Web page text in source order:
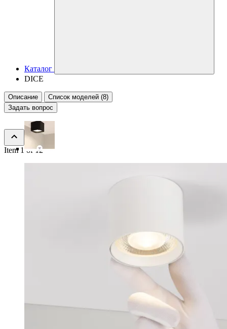
Каталог
DICE
Описание
Список моделей (8)
Задать вопрос
Item 1 of 12